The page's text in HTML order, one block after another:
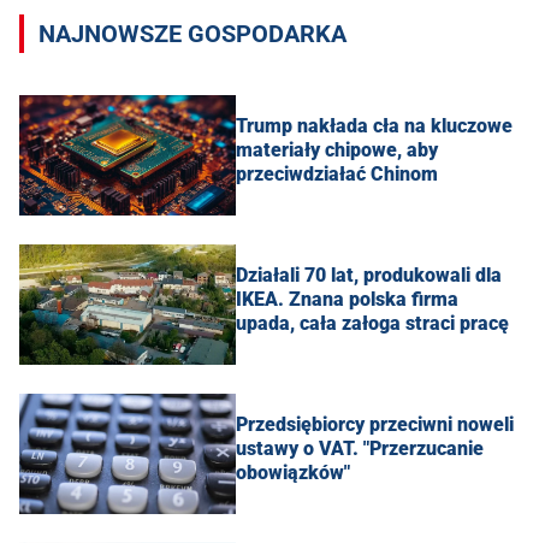
NAJNOWSZE GOSPODARKA
Trump nakłada cła na kluczowe
materiały chipowe, aby
przeciwdziałać Chinom
Działali 70 lat, produkowali dla
IKEA. Znana polska firma
upada, cała załoga straci pracę
Przedsiębiorcy przeciwni noweli
ustawy o VAT. "Przerzucanie
obowiązków"